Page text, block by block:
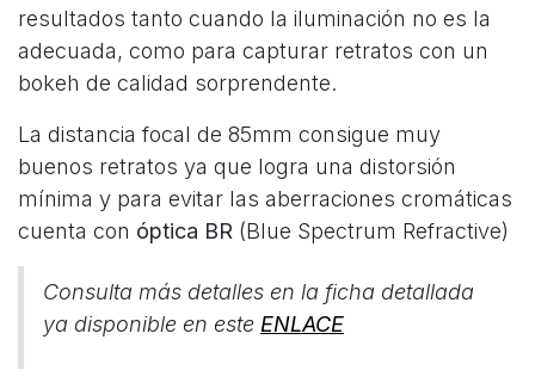
resultados tanto cuando la iluminación no es la
adecuada, como para capturar retratos con un
bokeh de calidad sorprendente.
La distancia focal de 85mm consigue muy
buenos retratos ya que logra una distorsión
mínima y para evitar las aberraciones cromáticas
cuenta con óptica BR (Blue Spectrum Refractive)
Consulta más detalles en la ficha detallada
ya disponible en este ENLACE